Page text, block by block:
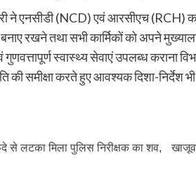
ने एनसीडी (NCD) एवं आरसीएच (RCH)
रखने तथा सभी कार्मिकों को अपने
स्वास्थ्य सेवाएं उपलब्ध कराना
की समीक्षा करते हुए आवश्यक दिशा-निर्देश
से लटका मिला पुलिस निरीक्षक का शव,